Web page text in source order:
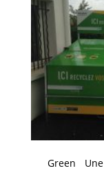
Green Une